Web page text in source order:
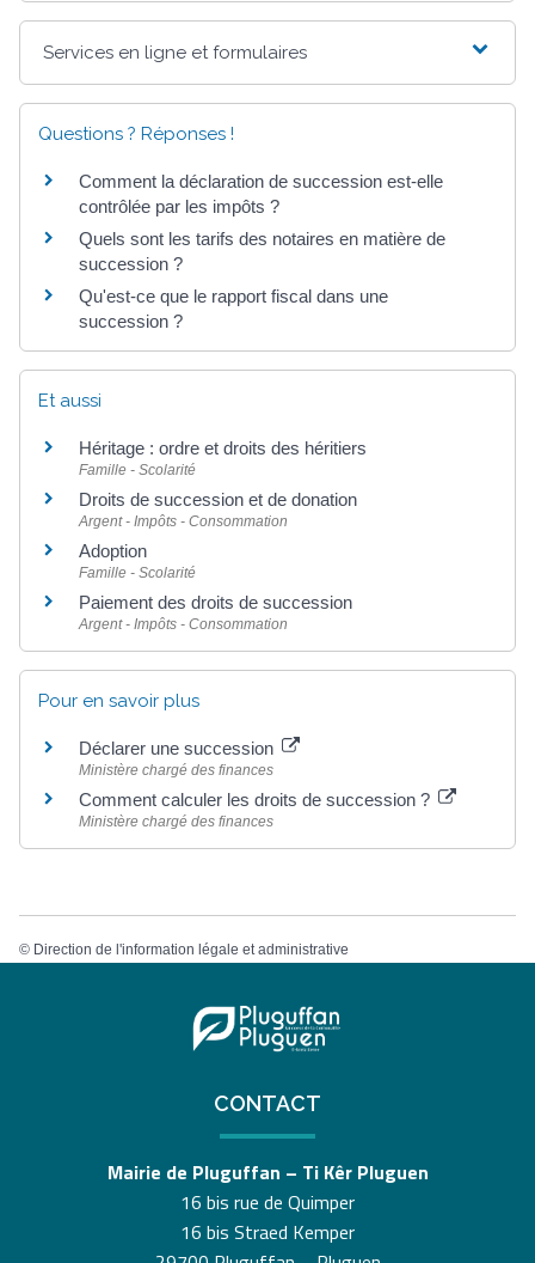
Services en ligne et formulaires
Questions ? Réponses !
Comment la déclaration de succession est-elle
contrôlée par les impôts ?
Quels sont les tarifs des notaires en matière de
succession ?
Qu'est-ce que le rapport fiscal dans une
succession ?
Et aussi
Héritage : ordre et droits des héritiers
Famille - Scolarité
Droits de succession et de donation
Argent - Impôts - Consommation
Adoption
Famille - Scolarité
Paiement des droits de succession
Argent - Impôts - Consommation
Pour en savoir plus
Déclarer une succession
Ministère chargé des finances
Comment calculer les droits de succession ?
Ministère chargé des finances
© Direction de l'information légale et administrative
CONTACT
Mairie de Pluguffan – Ti Kêr Pluguen
16 bis rue de Quimper
16 bis Straed Kemper